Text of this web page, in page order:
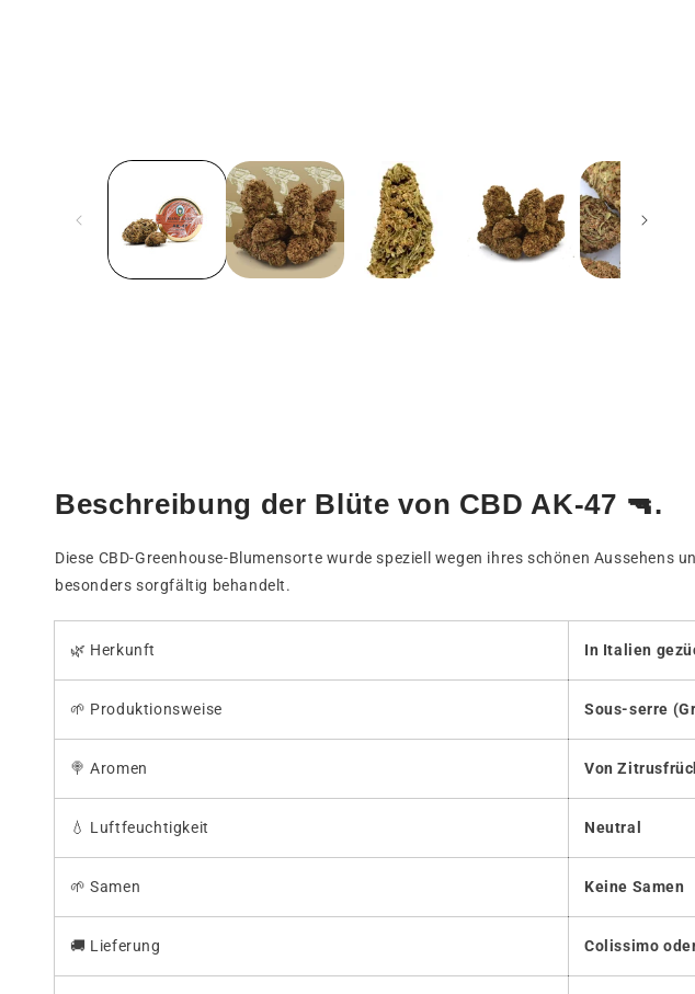
Fenster
Beschreibung der Blüte von CBD AK-47 🔫.
Diese CBD-Greenhouse-Blumensorte wurde speziell wegen ihres schönen
besonders sorgfältig behandelt.
🌿 Herkunft In Italien
🌱 Produktionsweise Sous-serre
🍭Aromen Von
💧 Luftfeuchtigkeit Neutral
🌱Samen Keine Samen
🚚 Lieferung Colissimo